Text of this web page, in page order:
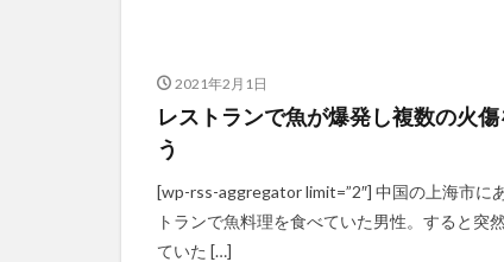
2021年2月1日
レストランで魚が爆発し複数の火傷
う
[wp-rss-aggregator limit=”2″] 中国の上海市に
トランで魚料理を食べていた男性。すると突
ていた […]